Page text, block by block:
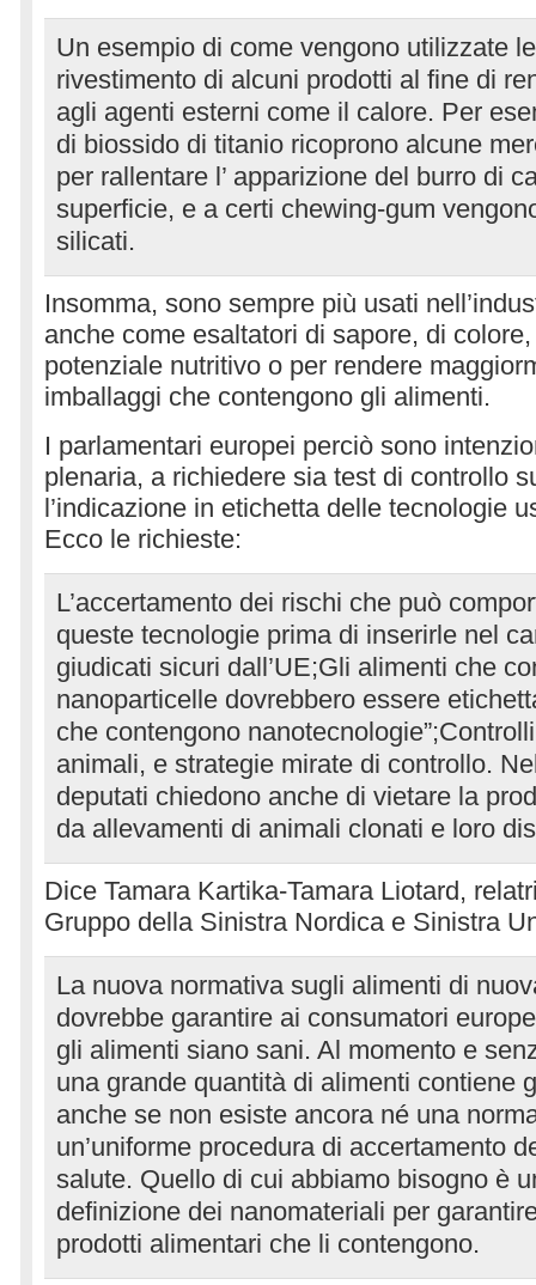
Un esempio di come vengono utilizzate
rivestimento di alcuni prodotti al fine di
agli agenti esterni come il calore. Per
di biossido di titanio ricoprono alcune
per rallentare l’ apparizione del burro di
superficie, e a certi chewing-gum
silicati.
Insomma, sono sempre più usati
anche come esaltatori di sapore, di
potenziale nutritivo o per rendere
imballaggi che contengono gli alimenti.
I parlamentari europei perciò sono
plenaria, a richiedere sia test di controllo
l’indicazione in etichetta delle tecnologie
Ecco le richieste:
L’accertamento dei rischi che può
queste tecnologie prima di inserirle nel
giudicati sicuri dall’UE;Gli alimenti che
nanoparticelle dovrebbero essere
che contengono
animali, e strategie mirate di controllo.
deputati chiedono anche di vietare la
da allevamenti di animali clonati e loro
Dice Tamara Kartika-Tamara Liotard,
Gruppo della Sinistra Nordica e Sinistra
La nuova normativa sugli alimenti di
dovrebbe garantire ai consumatori
gli alimenti siano sani. Al momento e
una grande quantità di alimenti contiene
anche se non esiste ancora né una
un’uniforme procedura di accertamento
salute. Quello di cui abbiamo bisogno è
definizione dei nanomateriali per
prodotti alimentari che li contengono.